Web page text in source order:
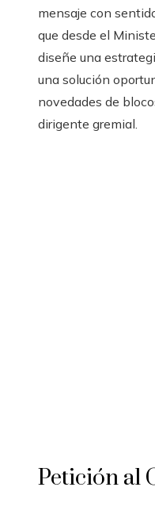
mensaje con
que desde el
diseñe una
una solución
novedades de
dirigente gremial.
Petición al